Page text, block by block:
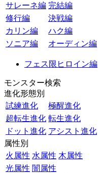
サレーネ編 完結編
修行編
決戦編
カリン編
ハク編
ソニア編
オーディン編
フェス限ヒロイン編
モンスター検索
進化形態別
試練進化
極醒進化
超転生進化 転生進化
ドット進化 アシスト進化
属性別
火属性 水属性 木属性
光属性 闇属性